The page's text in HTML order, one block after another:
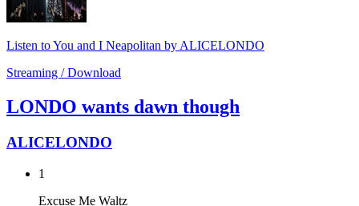
Listen to You and I Neapolitan by ALICELONDO
Streaming / Download
LONDO wants dawn though
ALICELONDO
1
Excuse Me Waltz